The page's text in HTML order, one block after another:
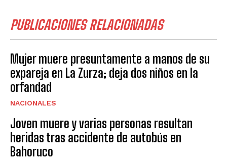
PUBLICACIONES RELACIONADAS
Mujer muere presuntamente a manos de su
expareja en La Zurza; deja dos niños en la
orfandad
NACIONALES
Joven muere y varias personas resultan
heridas tras accidente de autobús en
Bahoruco